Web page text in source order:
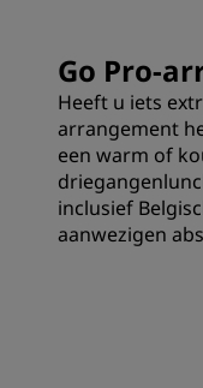
Go Pro-
Heeft u iets
arrangement
een warm of
inclusief
aanwezigen